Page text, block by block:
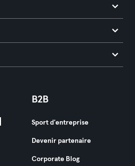
B2B
Sport d'entreprise
Devenir partenaire
Corporate Blog